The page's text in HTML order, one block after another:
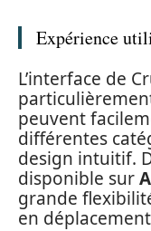
Expérience
L’interface de
peuvent
différentes
design intuitif.
disponible sur
grande
en